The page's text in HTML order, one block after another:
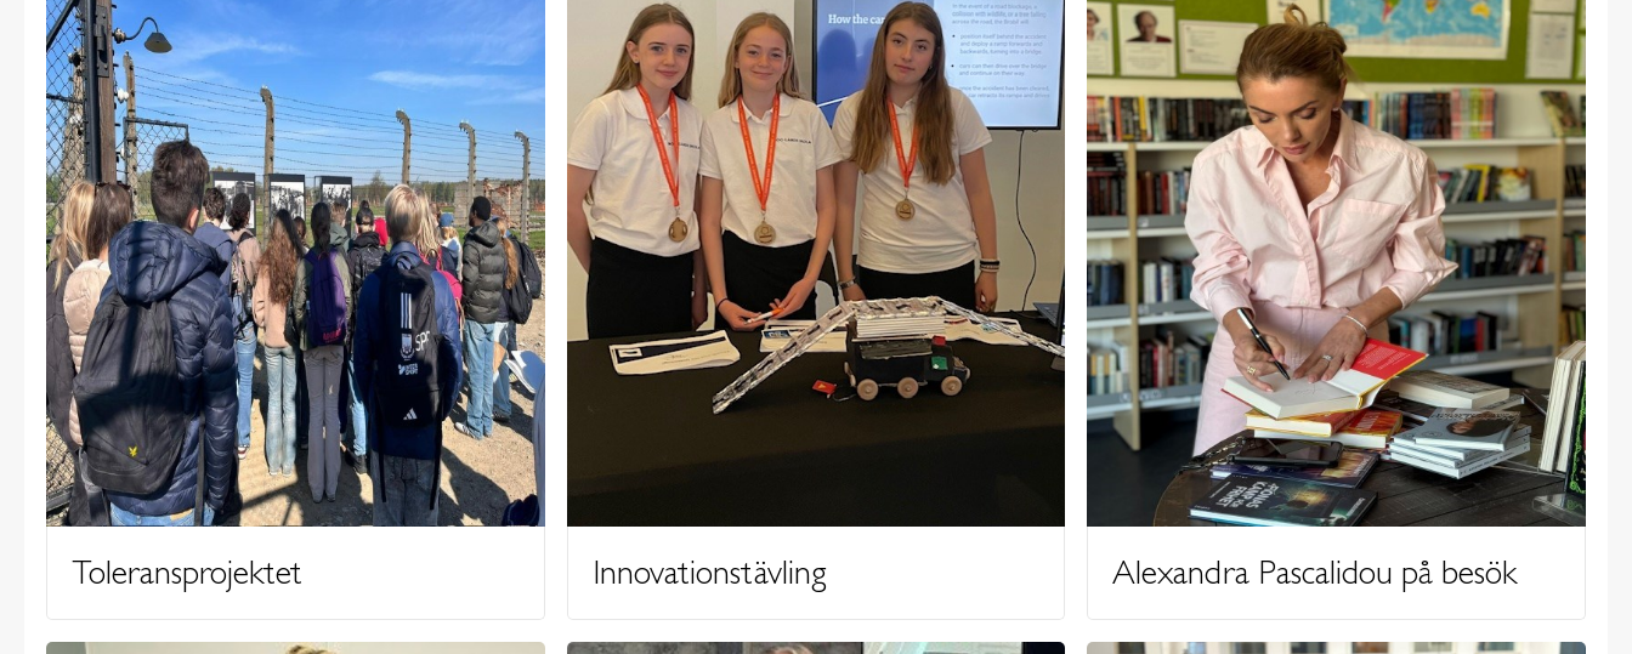
Toleransprojektet Innovationstävling Alexandra Pascalidou på besök